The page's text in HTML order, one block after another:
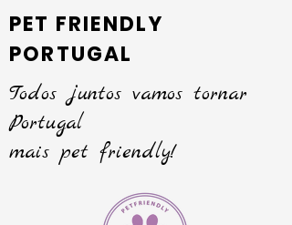
PET FRIENDLY
PORTUGAL
Todos juntos vamos tornar
Portugal
mais pet friendly!